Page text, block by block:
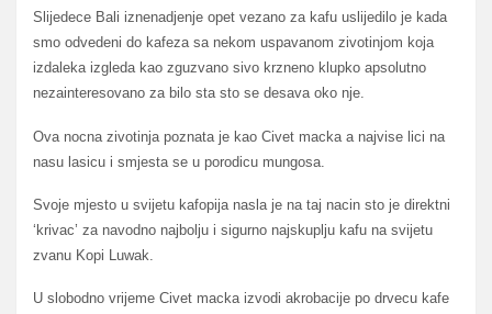
Slijedece Bali iznenadjenje opet vezano za kafu uslijedilo je kada
smo odvedeni do kafeza sa nekom uspavanom zivotinjom koja
izdaleka izgleda kao zguzvano sivo krzneno klupko apsolutno
nezainteresovano za bilo sta sto se desava oko nje.
Ova nocna zivotinja poznata je kao Civet macka a najvise lici na
nasu lasicu i smjesta se u porodicu mungosa.
Svoje mjesto u svijetu kafopija nasla je na taj nacin sto je direktni
‘krivac’ za navodno najbolju i sigurno najskuplju kafu na svijetu
zvanu Kopi Luwak.
U slobodno vrijeme Civet macka izvodi akrobacije po drvecu kafe